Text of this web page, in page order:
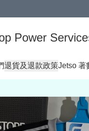
Power
退貨及退款政策Jetso 著